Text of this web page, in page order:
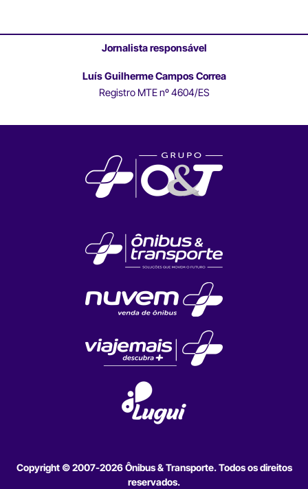
Jornalista responsável
Luís Guilherme Campos Correa
Registro MTE nº 4604/ES
Copyright © 2007-2026 Ônibus & Transporte. Todos os direitos
reservados.